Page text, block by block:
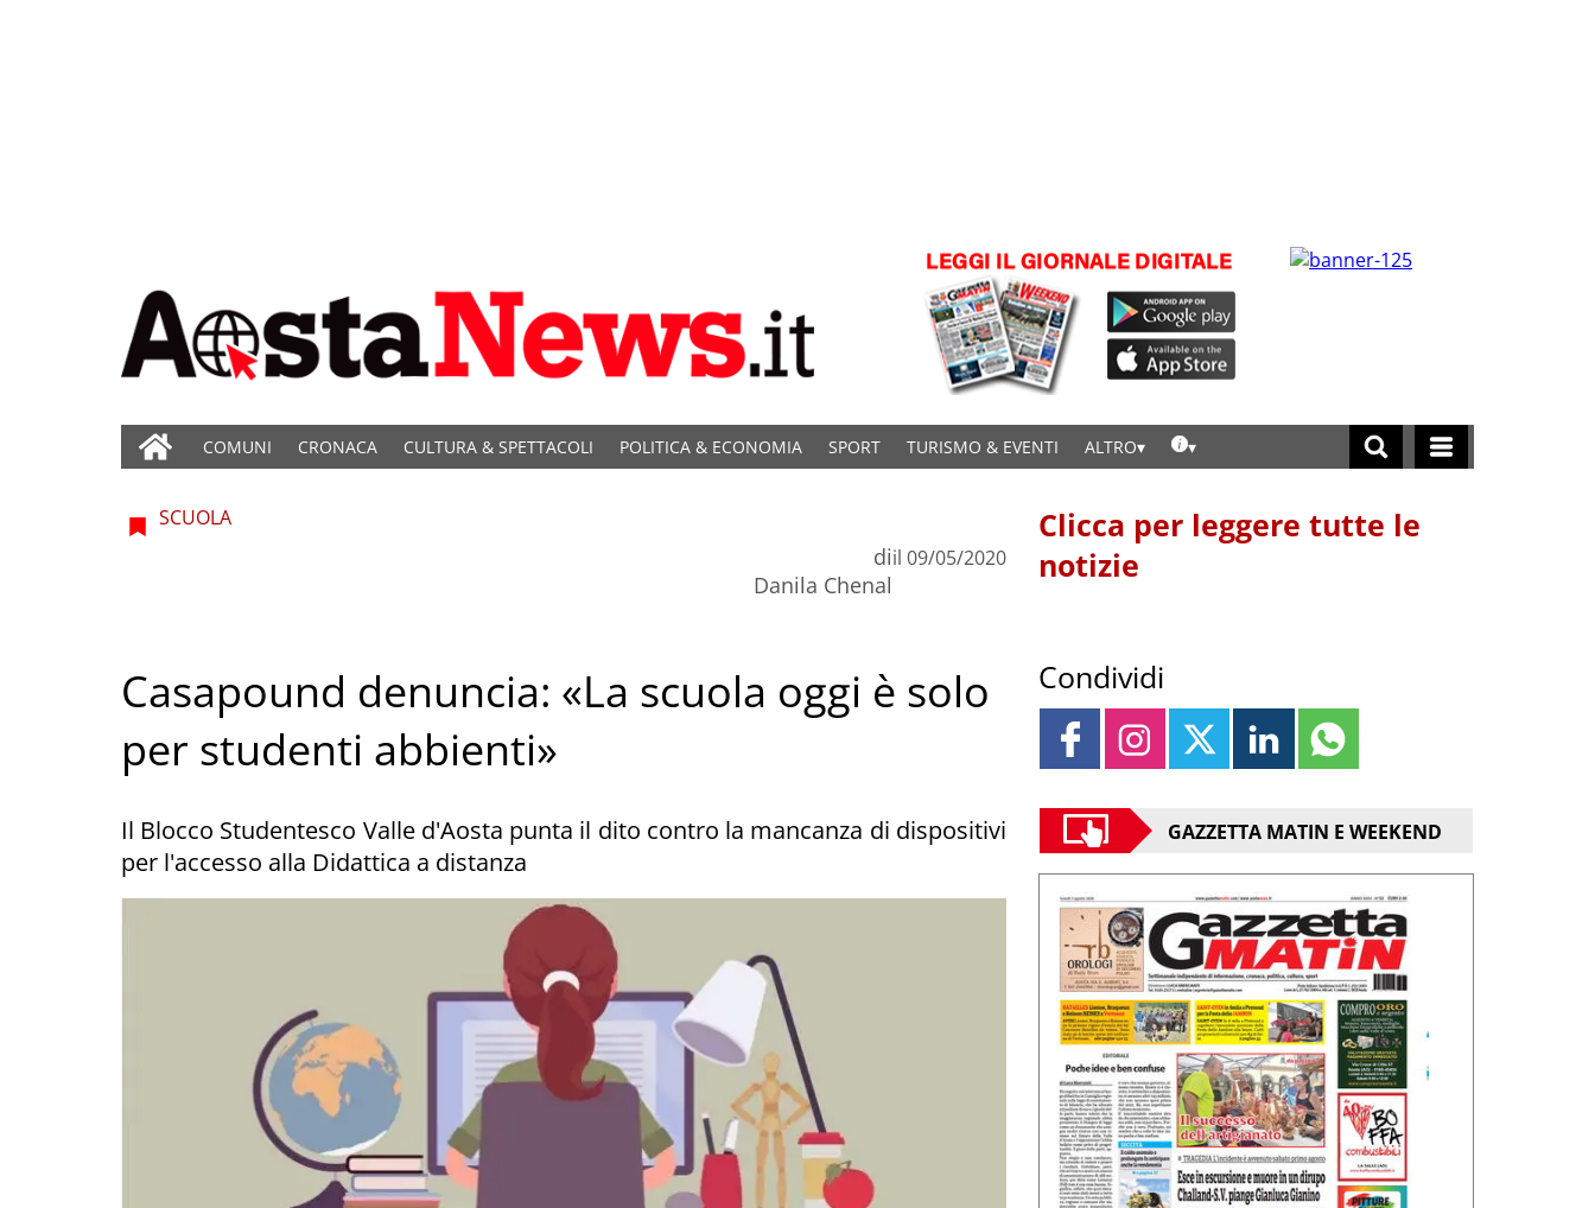
COMUNI CRONACA CULTURA & SPETTACOLI POLITICA & ECONOMIA SPORT TURISMO & EVENTI ALTRO
SCUOLA
di
Danila Chenal
il 09/05/2020
Casapound denuncia: «La scuola oggi è solo
per studenti abbienti»
Il Blocco Studentesco Valle d'Aosta punta il dito contro la mancanza di dispositivi
per l'accesso alla Didattica a distanza
Clicca per leggere tutte le
notizie
Condividi
GAZZETTA MATIN E WEEKEND